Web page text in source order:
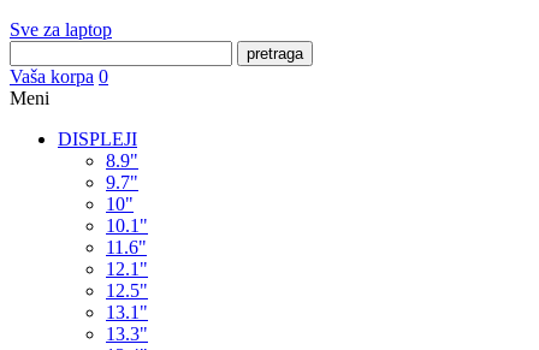
Sve za laptop
pretraga
Vaša korpa 0
Meni
DISPLEJI
8.9"
9.7"
10"
10.1"
11.6"
12.1"
12.5"
13.1"
13.3"